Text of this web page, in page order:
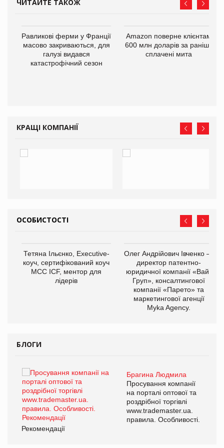
ЧИТАЙТЕ ТАКОЖ
Равликові ферми у Франції
масово закриваються, для
галузі видався
катастрофічний сезон
Amazon поверне клієнтам
600 млн доларів за раніше
сплачені мита
КРАЩІ КОМПАНІЇ
ОСОБИСТОСТІ
Тетяна Ільєнко, Executive-
коуч, сертифікований коуч
МСС ICF, ментор для
лідерів
Олег Андрійович Івченко —
директор патентно-
юридичної компанії «Вайз
Груп», консалтингової
компанії «Парето» та
маркетингової агенції
Myka Agency.
БЛОГИ
Брагина Людмила
Просування компанії
на порталі оптової та
роздрібної торгівлі
www.trademaster.ua.
правила. Особливості.
Рекомендації